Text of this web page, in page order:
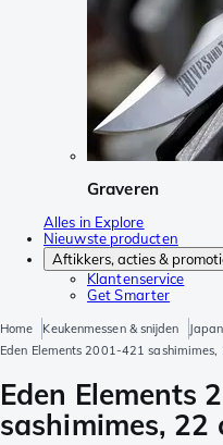
Graveren
Alles in Explore
Nieuwste producten
Aftikkers, acties &
Klantenservice
Get Smarter
Home Keukenmessen & snijden
Eden Elements 2001-421 sashimimes,
Eden Elements
sashimimes, 22